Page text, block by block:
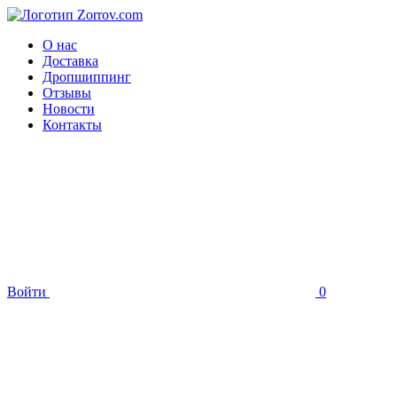
О нас
Доставка
Дропшиппинг
Отзывы
Новости
Контакты
Войти 0